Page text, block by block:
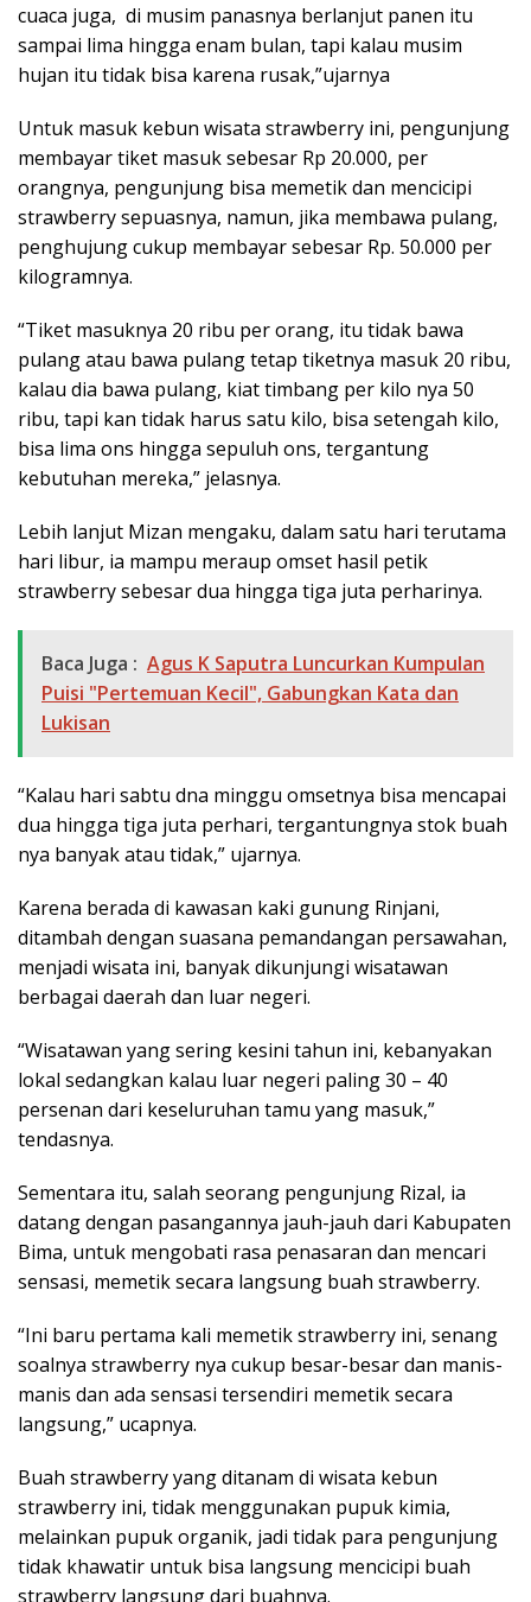
cuaca juga, di musim panasnya berlanjut panen itu
sampai lima hingga enam bulan, tapi kalau musim
hujan itu tidak bisa karena rusak,”ujarnya
Untuk masuk kebun wisata strawberry ini, pengunjung
membayar tiket masuk sebesar Rp 20.000, per
orangnya, pengunjung bisa memetik dan mencicipi
strawberry sepuasnya, namun, jika membawa pulang,
penghujung cukup membayar sebesar Rp. 50.000 per
kilogramnya.
“Tiket masuknya 20 ribu per orang, itu tidak bawa
pulang atau bawa pulang tetap tiketnya masuk 20 ribu,
kalau dia bawa pulang, kiat timbang per kilo nya 50
ribu, tapi kan tidak harus satu kilo, bisa setengah kilo,
bisa lima ons hingga sepuluh ons, tergantung
kebutuhan mereka,” jelasnya.
Lebih lanjut Mizan mengaku, dalam satu hari terutama
hari libur, ia mampu meraup omset hasil petik
strawberry sebesar dua hingga tiga juta perharinya.
Baca Juga : Agus K Saputra Luncurkan Kumpulan
Puisi "Pertemuan Kecil", Gabungkan Kata dan
Lukisan
“Kalau hari sabtu dna minggu omsetnya bisa mencapai
dua hingga tiga juta perhari, tergantungnya stok buah
nya banyak atau tidak,” ujarnya.
Karena berada di kawasan kaki gunung Rinjani,
ditambah dengan suasana pemandangan persawahan,
menjadi wisata ini, banyak dikunjungi wisatawan
berbagai daerah dan luar negeri.
“Wisatawan yang sering kesini tahun ini, kebanyakan
lokal sedangkan kalau luar negeri paling 30 – 40
persenan dari keseluruhan tamu yang masuk,”
tendasnya.
Sementara itu, salah seorang pengunjung Rizal, ia
datang dengan pasangannya jauh-jauh dari Kabupaten
Bima, untuk mengobati rasa penasaran dan mencari
sensasi, memetik secara langsung buah strawberry.
“Ini baru pertama kali memetik strawberry ini, senang
soalnya strawberry nya cukup besar-besar dan manis-
manis dan ada sensasi tersendiri memetik secara
langsung,” ucapnya.
Buah strawberry yang ditanam di wisata kebun
strawberry ini, tidak menggunakan pupuk kimia,
melainkan pupuk organik, jadi tidak para pengunjung
tidak khawatir untuk bisa langsung mencicipi buah
strawberry langsung dari buahnya.